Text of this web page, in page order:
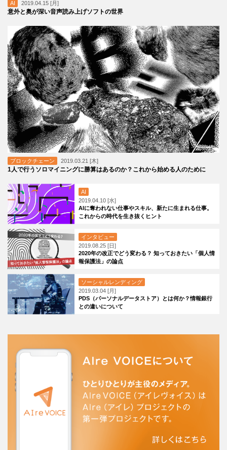
AI 2019.04.15 [月]
意外と奥が深い音声読み上げソフトの世界
ブロックチェーン 2019.03.21 [木]
1人で行うソロマイニングに勝算はあるのか？これから始める人のために
AI
2019.04.10 [水]
AIに奪われない仕事やスキル、新たに生まれる仕事。
これからの時代を生き抜くヒント
インタビュー
2019.08.25 [日]
2020年の改正でどう変わる？ 知っておきたい「個人情
報保護法」の論点
ソーシャルレンディング
2019.03.04 [月]
PDS（パーソナルデータストア）とは何か？情報銀行
との違いについて